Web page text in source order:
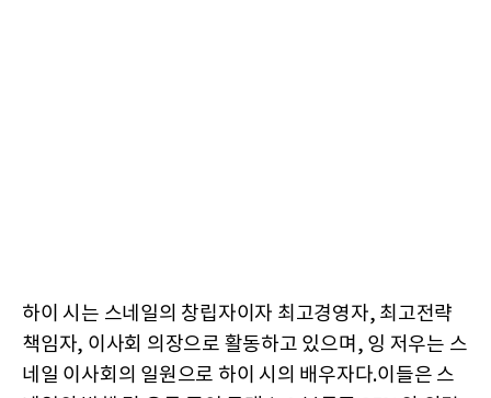
하이 시는 스네일의 창립자이자 최고경영자, 최고전략
책임자, 이사회 의장으로 활동하고 있으며, 잉 저우는 스
네일 이사회의 일원으로 하이 시의 배우자다.이들은 스